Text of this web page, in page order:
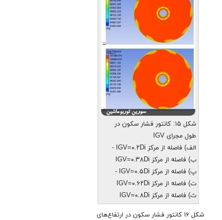
شکل ۱۵: کانتور فشار سکون در
طول مجرای IGV
الف) فاصله از مرکز IGV=۰.۲Di -
ب) فاصله از مرکز IGV=۰.۳۸Di
پ) فاصله از مرکز IGV=۰.۵Di -
ت) فاصله از مرکز IGV=۰.۶۲Di
ث) فاصله از مرکز IGV=۰.۸Di
شکل ۱۶ کانتور فشار سکون در ارتفاع‌های